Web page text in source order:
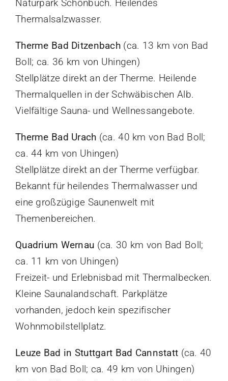
Naturpark Schönbuch. Heilendes
Thermalsalzwasser.
Therme Bad Ditzenbach(ca. 13 km von Bad
Boll; ca. 36 km von Uhingen)
Stellplätze direkt an der Therme. Heilende
Thermalquellen in der Schwäbischen Alb.
Vielfältige Sauna- und Wellnessangebote.
Therme Bad Urach (ca. 40 km von Bad Boll;
ca. 44 km von Uhingen)
Stellplätze direkt an der Therme verfügbar.
Bekannt für heilendes Thermalwasser und
eine großzügige Saunenwelt mit
Themenbereichen.
Quadrium Wernau (ca. 30 km von Bad Boll;
ca. 11 km von Uhingen)
Freizeit- und Erlebnisbad mit Thermalbecken.
Kleine Saunalandschaft. Parkplätze
vorhanden, jedoch kein spezifischer
Wohnmobilstellplatz.
Leuze Bad in Stuttgart Bad Cannstatt (ca. 40
km von Bad Boll; ca. 49 km von Uhingen)